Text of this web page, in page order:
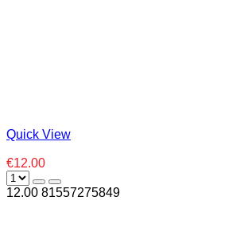
Quick View
€12.00
12.00 81557275849